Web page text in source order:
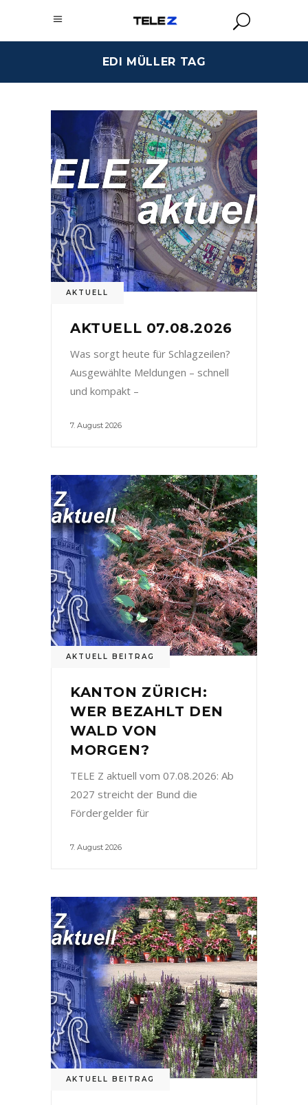
EDI MÜLLER TAG
AKTUELL
AKTUELL 07.08.2026
Was sorgt heute für Schlagzeilen?
Ausgewählte Meldungen – schnell
und kompakt –
7. August 2026
AKTUELL BEITRAG
KANTON ZÜRICH:
WER BEZAHLT DEN
WALD VON
MORGEN?
TELE Z aktuell vom 07.08.2026: Ab
2027 streicht der Bund die
Fördergelder für
7. August 2026
AKTUELL BEITRAG